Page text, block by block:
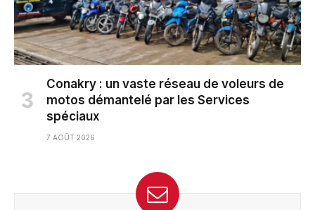
Conakry : un vaste réseau de voleurs de
motos démantelé par les Services
spéciaux
7 AOÛT 2026